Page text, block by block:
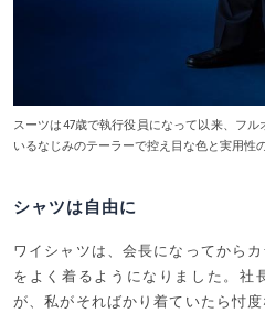
スーツは47歳で執行役員になって以来、フ
いるなじみのテーラーで控え目な色と実用性
シャツは自由に
ワイシャツは、会長になってから
をよく着るようになりました。社
が、私がそればかり着ていたら忖